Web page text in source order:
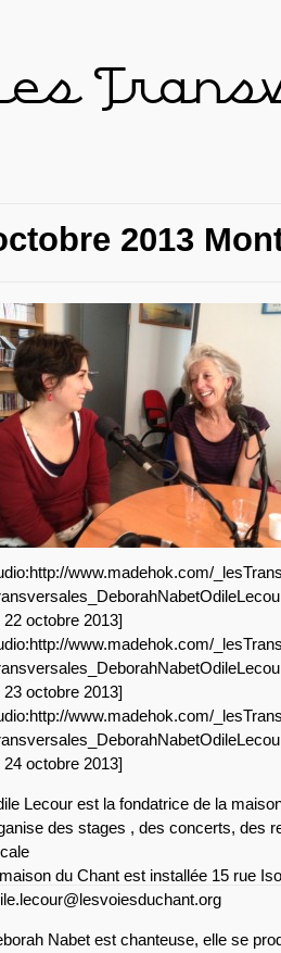
2013
www.madehok.com/
22 octobre 2013]
www.madehok.com/
23 octobre 2013]
www.madehok.com/
24 octobre 2013]
Lecour est la fondatrice de la
des stages , des concerts, des
du Chant est installée 15 rue
Nabet est chanteuse, elle se